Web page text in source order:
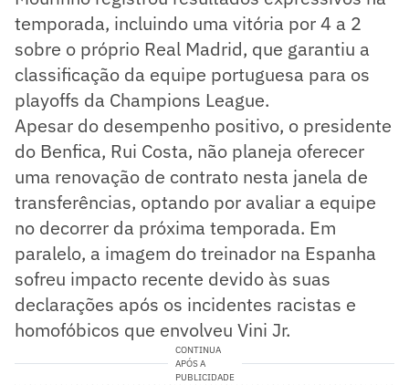
temporada, incluindo uma vitória por 4 a 2
sobre o próprio Real Madrid, que garantiu a
classificação da equipe portuguesa para os
playoffs da Champions League.
Apesar do desempenho positivo, o presidente
do Benfica, Rui Costa, não planeja oferecer
uma renovação de contrato nesta janela de
transferências, optando por avaliar a equipe
no decorrer da próxima temporada. Em
paralelo, a imagem do treinador na Espanha
sofreu impacto recente devido às suas
declarações após os incidentes racistas e
homofóbicos que envolveu Vini Jr.
CONTINUA
APÓS A
PUBLICIDADE